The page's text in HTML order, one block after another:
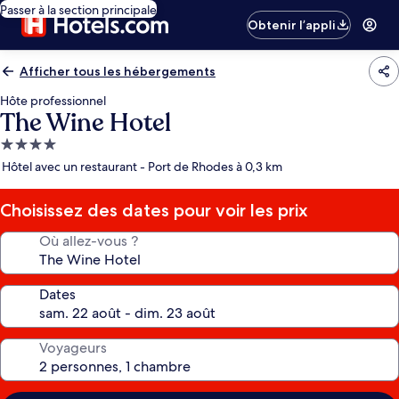
Passer à la section principale
Obtenir l’appli
Afficher tous les hébergements
Hôte professionnel
The Wine Hotel
Hébergement
4.0 étoiles
Hôtel avec un restaurant - Port de Rhodes à 0,3 km
Choisissez des dates pour voir les prix
Où allez-vous ?
Dates
Voyageurs